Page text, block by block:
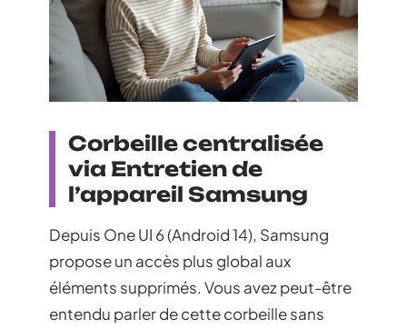
Corbeille centralisée
via Entretien de
l’appareil Samsung
Depuis One UI 6 (Android 14), Samsung
propose un accès plus global aux
éléments supprimés. Vous avez peut-être
entendu parler de cette corbeille sans